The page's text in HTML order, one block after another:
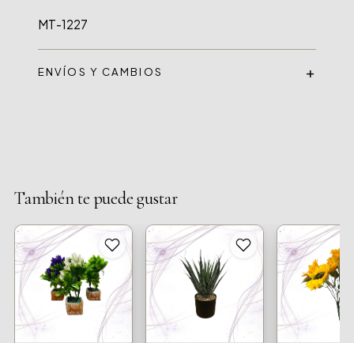
MT-1227
ENVÍOS Y CAMBIOS
También te puede gustar